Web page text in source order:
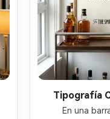
Tipografía
En una